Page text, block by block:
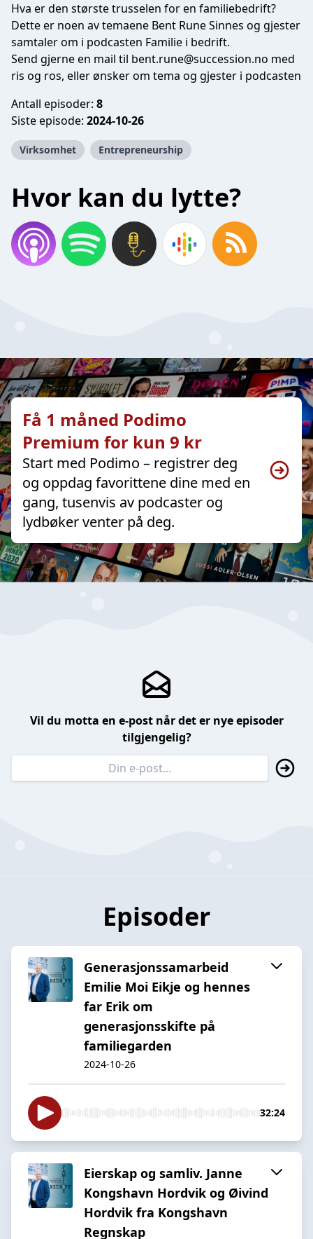
Hva er den største trusselen for en familiebedrift?
Dette er noen av temaene Bent Rune Sinnes og gjester
samtaler om i podcasten Familie i bedrift.
Send gjerne en mail til bent.rune@succession.no med
ris og ros, eller ønsker om tema og gjester i podcasten
Antall episoder: 8
Siste episode: 2024-10-26
Virksomhet Entrepreneurship
Hvor kan du lytte?
Få 1 måned Podimo
Premium for kun 9 kr
Start med Podimo – registrer deg
og oppdag favorittene dine med en
gang, tusenvis av podcaster og
lydbøker venter på deg.
Vil du motta en e-post når det er nye episoder
tilgjengelig?
Episoder
Generasjonssamarbeid
Emilie Moi Eikje og hennes
far Erik om
generasjonsskifte på
familiegarden
2024-10-26
32:24
Eierskap og samliv. Janne
Kongshavn Hordvik og Øivind
Hordvik fra Kongshavn
Regnskap